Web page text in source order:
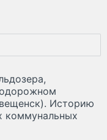
Историю
коммунальных